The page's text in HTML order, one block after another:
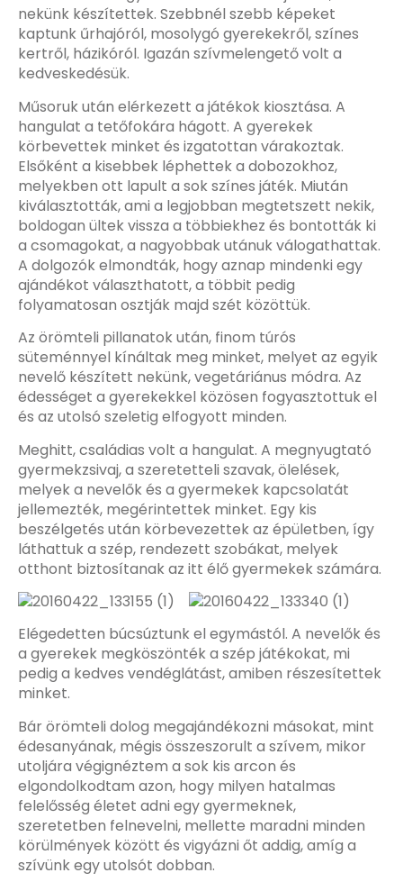
nekünk készítettek. Szebbnél szebb képeket
kaptunk űrhajóról, mosolygó gyerekekről, színes
kertről, házikóról. Igazán szívmelengető volt a
kedveskedésük.
Műsoruk után elérkezett a játékok kiosztása. A
hangulat a tetőfokára hágott. A gyerekek
körbevettek minket és izgatottan várakoztak.
Elsőként a kisebbek léphettek a dobozokhoz,
melyekben ott lapult a sok színes játék. Miután
kiválasztották, ami a legjobban megtetszett nekik,
boldogan ültek vissza a többiekhez és bontották ki
a csomagokat, a nagyobbak utánuk válogathattak.
A dolgozók elmondták, hogy aznap mindenki egy
ajándékot választhatott, a többit pedig
folyamatosan osztják majd szét közöttük.
Az örömteli pillanatok után, finom túrós
süteménnyel kínáltak meg minket, melyet az egyik
nevelő készített nekünk, vegetáriánus módra. Az
édességet a gyerekekkel közösen fogyasztottuk el
és az utolsó szeletig elfogyott minden.
Meghitt, családias volt a hangulat. A megnyugtató
gyermekzsivaj, a szeretetteli szavak, ölelések,
melyek a nevelők és a gyermekek kapcsolatát
jellemezték, megérintettek minket. Egy kis
beszélgetés után körbevezettek az épületben, így
láthattuk a szép, rendezett szobákat, melyek
otthont biztosítanak az itt élő gyermekek számára.
Elégedetten búcsúztunk el egymástól. A nevelők és
a gyerekek megköszönték a szép játékokat, mi
pedig a kedves vendéglátást, amiben részesítettek
minket.
Bár örömteli dolog megajándékozni másokat, mint
édesanyának, mégis összeszorult a szívem, mikor
utoljára végignéztem a sok kis arcon és
elgondolkodtam azon, hogy milyen hatalmas
felelősség életet adni egy gyermeknek,
szeretetben felnevelni, mellette maradni minden
körülmények között és vigyázni őt addig, amíg a
szívünk egy utolsót dobban.